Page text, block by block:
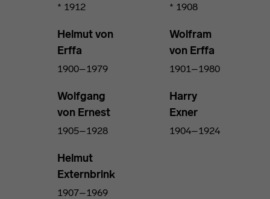
* 1912 * 1908
Helmut von
Erffa
1900–1979
Wolfram
von Erffa
1901–1980
Wolfgang
von Ernest
1905–1928
Harry
Exner
1904–1924
Helmut
Externbrink
1907–1969